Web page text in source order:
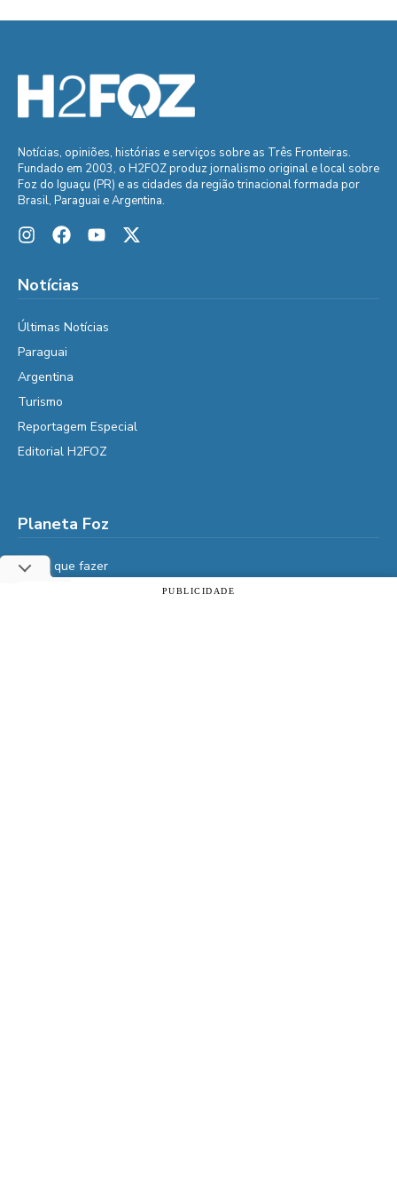
Notícias, opiniões, histórias e serviços sobre as Três Fronteiras.
Fundado em 2003, o H2FOZ produz jornalismo original e local sobre
Foz do Iguaçu (PR) e as cidades da região trinacional formada por
Brasil, Paraguai e Argentina.
Notícias
Últimas Notícias
Paraguai
Argentina
Turismo
Reportagem Especial
Editorial H2FOZ
Planeta Foz
Foz, o que fazer
PUBLICIDADE